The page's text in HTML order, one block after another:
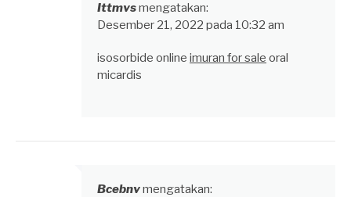
Ittmvsmengatakan:
Desember 21, 2022 pada 10:32 am
isosorbide online imuran for sale oral
micardis
Bcebnvmengatakan: